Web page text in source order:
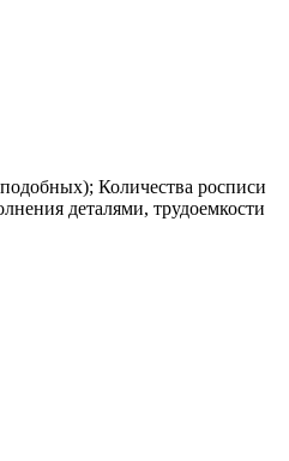
Количества росписи
деталями, трудоемкости